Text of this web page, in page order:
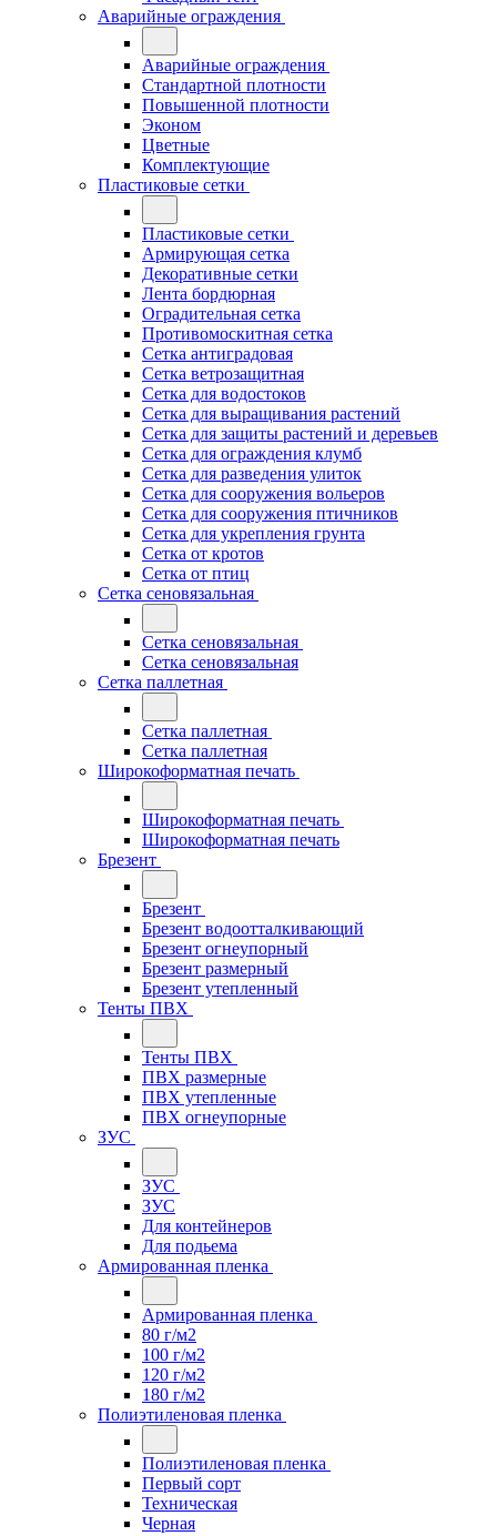
Аварийные ограждения
Аварийные ограждения
Стандартной плотности
Повышенной плотности
Эконом
Цветные
Комплектующие
Пластиковые сетки
Пластиковые сетки
Армирующая сетка
Декоративные сетки
Лента бордюрная
Оградительная сетка
Противомоскитная сетка
Сетка антиградовая
Сетка ветрозащитная
Сетка для водостоков
Сетка для выращивания растений
Сетка для защиты растений и деревьев
Сетка для ограждения клумб
Сетка для разведения улиток
Сетка для сооружения вольеров
Сетка для сооружения птичников
Сетка для укрепления грунта
Сетка от кротов
Сетка от птиц
Сетка сеновязальная
Сетка сеновязальная
Сетка сеновязальная
Сетка паллетная
Сетка паллетная
Сетка паллетная
Широкоформатная печать
Широкоформатная печать
Широкоформатная печать
Брезент
Брезент
Брезент водоотталкивающий
Брезент огнеупорный
Брезент размерный
Брезент утепленный
Тенты ПВХ
Тенты ПВХ
ПВХ размерные
ПВХ утепленные
ПВХ огнеупорные
ЗУС
ЗУС
ЗУС
Для контейнеров
Для подьема
Армированная пленка
Армированная пленка
80 г/м2
100 г/м2
120 г/м2
180 г/м2
Полиэтиленовая пленка
Полиэтиленовая пленка
Первый сорт
Техническая
Черная